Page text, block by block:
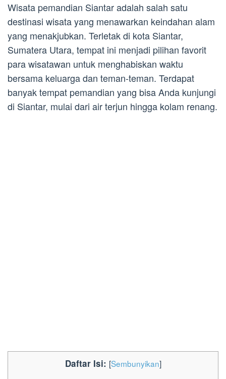
Wisata pemandian Siantar adalah salah satu
destinasi wisata yang menawarkan keindahan alam
yang menakjubkan. Terletak di kota Siantar,
Sumatera Utara, tempat ini menjadi pilihan favorit
para wisatawan untuk menghabiskan waktu
bersama keluarga dan teman-teman. Terdapat
banyak tempat pemandian yang bisa Anda kunjungi
di Siantar, mulai dari air terjun hingga kolam renang.
Daftar Isi: [Sembunyikan]